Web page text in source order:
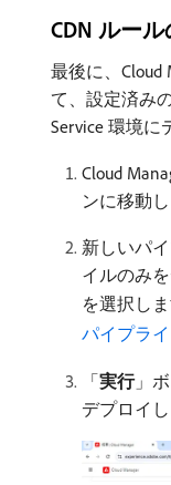
CDN ルー
最後に、Cloud
て、設定済み
Service 環境に
Cloud
ンに移動し
新しいパ
イルのみ
を選択し
パイプラ
「実行」
デプロイし